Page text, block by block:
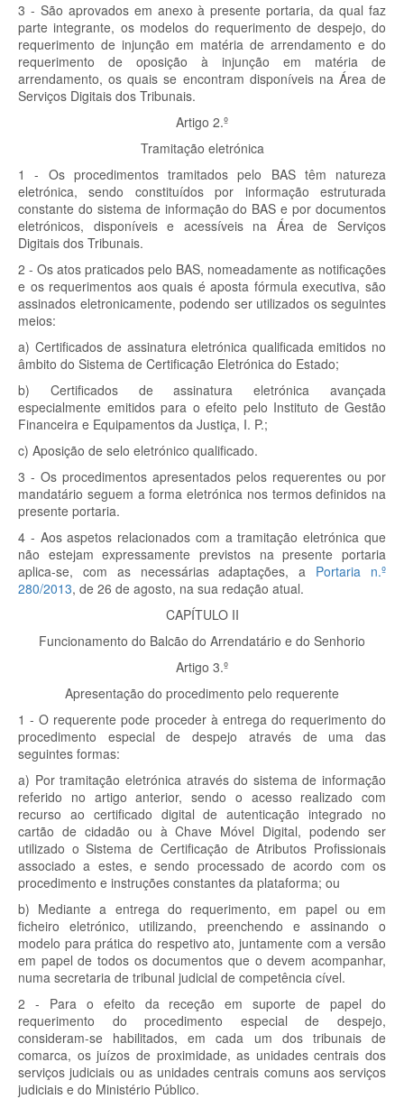
3 - São aprovados em anexo à presente portaria, da qual faz
parte integrante, os modelos do requerimento de despejo, do
requerimento de injunção em matéria de arrendamento e do
requerimento de oposição à injunção em matéria de
arrendamento, os quais se encontram disponíveis na Área de
Serviços Digitais dos Tribunais.
Artigo 2.º
Tramitação eletrónica
1 - Os procedimentos tramitados pelo BAS têm natureza
eletrónica, sendo constituídos por informação estruturada
constante do sistema de informação do BAS e por documentos
eletrónicos, disponíveis e acessíveis na Área de Serviços
Digitais dos Tribunais.
2 - Os atos praticados pelo BAS, nomeadamente as notificações
e os requerimentos aos quais é aposta fórmula executiva, são
assinados eletronicamente, podendo ser utilizados os seguintes
meios:
a) Certificados de assinatura eletrónica qualificada emitidos no
âmbito do Sistema de Certificação Eletrónica do Estado;
b) Certificados de assinatura eletrónica avançada
especialmente emitidos para o efeito pelo Instituto de Gestão
Financeira e Equipamentos da Justiça, I. P.;
c) Aposição de selo eletrónico qualificado.
3 - Os procedimentos apresentados pelos requerentes ou por
mandatário seguem a forma eletrónica nos termos definidos na
presente portaria.
4 - Aos aspetos relacionados com a tramitação eletrónica que
não estejam expressamente previstos na presente portaria
aplica-se, com as necessárias adaptações, a Portaria n.º
280/2013, de 26 de agosto, na sua redação atual.
CAPÍTULO II
Funcionamento do Balcão do Arrendatário e do Senhorio
Artigo 3.º
Apresentação do procedimento pelo requerente
1 - O requerente pode proceder à entrega do requerimento do
procedimento especial de despejo através de uma das
seguintes formas:
a) Por tramitação eletrónica através do sistema de informação
referido no artigo anterior, sendo o acesso realizado com
recurso ao certificado digital de autenticação integrado no
cartão de cidadão ou à Chave Móvel Digital, podendo ser
utilizado o Sistema de Certificação de Atributos Profissionais
associado a estes, e sendo processado de acordo com os
procedimento e instruções constantes da plataforma; ou
b) Mediante a entrega do requerimento, em papel ou em
ficheiro eletrónico, utilizando, preenchendo e assinando o
modelo para prática do respetivo ato, juntamente com a versão
em papel de todos os documentos que o devem acompanhar,
numa secretaria de tribunal judicial de competência cível.
2 - Para o efeito da receção em suporte de papel do
requerimento do procedimento especial de despejo,
consideram-se habilitados, em cada um dos tribunais de
comarca, os juízos de proximidade, as unidades centrais dos
serviços judiciais ou as unidades centrais comuns aos serviços
judiciais e do Ministério Público.